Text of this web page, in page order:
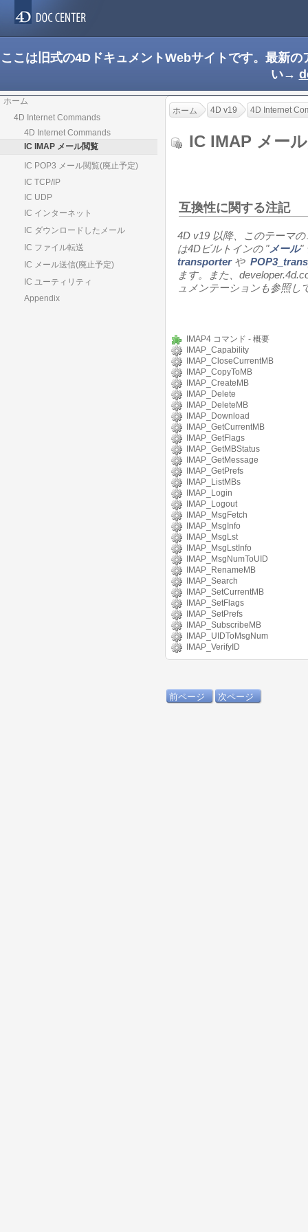
ここは旧式の4DドキュメントWebサイトです。最新
い→
ホーム
4D Internet Commands
4D Internet Commands
IC IMAP メール閲覧
IC POP3 メール閲覧(廃止予定)
IC TCP/IP
IC UDP
IC インターネット
IC ダウンロードしたメール
IC ファイル転送
IC メール送信(廃止予定)
IC ユーティリティ
Appendix
ホーム 4D v19 4D Internet
IC IMAP メー
互換性に関する注記
4D v19 以降、このテーマ
は4Dビルトインの "メール"
transporterや
ます。また、
ュメンテーションも参照し
IMAP4 コマンド - 概要
IMAP_Capability
IMAP_CloseCurrentMB
IMAP_CopyToMB
IMAP_CreateMB
IMAP_Delete
IMAP_DeleteMB
IMAP_Download
IMAP_GetCurrentMB
IMAP_GetFlags
IMAP_GetMBStatus
IMAP_GetMessage
IMAP_GetPrefs
IMAP_ListMBs
IMAP_Login
IMAP_Logout
IMAP_MsgFetch
IMAP_MsgInfo
IMAP_MsgLst
IMAP_MsgLstInfo
IMAP_MsgNumToUID
IMAP_RenameMB
IMAP_Search
IMAP_SetCurrentMB
IMAP_SetFlags
IMAP_SetPrefs
IMAP_SubscribeMB
IMAP_UIDToMsgNum
IMAP_VerifyID
前ページ 次ページ